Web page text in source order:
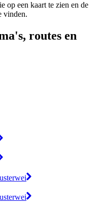
op een kaart te zien en de
vinden.
routes en